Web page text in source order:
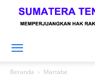
Beranda Martabe